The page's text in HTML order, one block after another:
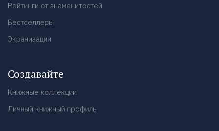
Рейтинги от знаменитостей
Бестселлеры
Экранизации
Создавайте
Книжные коллекции
Личный книжный профиль